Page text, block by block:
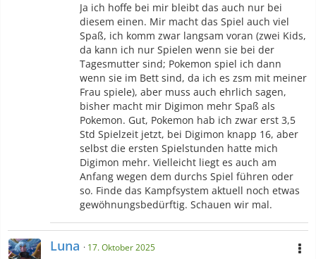
Is that Love? Ookami to Noragami
Snake Girls Dragon Force
Dark Shadow x Froppy Fly in Air Specials
Liebe zu der 'Schrottlaube'?
Tokyo Ghoul - New Generation
Fly in Air
Profile
Ja ich hoffe bei mir bleibt das auch nur bei
diesem einen. Mir macht das Spiel auch viel
Spaß, ich komm zwar langsam voran (zwei Kids,
da kann ich nur Spielen wenn sie bei der
Tagesmutter sind; Pokemon spiel ich dann
wenn sie im Bett sind, da ich es zsm mit meiner
Frau spiele), aber muss auch ehrlich sagen,
bisher macht mir Digimon mehr Spaß als
Pokemon. Gut, Pokemon hab ich zwar erst 3,5
Std Spielzeit jetzt, bei Digimon knapp 16, aber
selbst die ersten Spielstunden hatte mich
Digimon mehr. Vielleicht liegt es auch am
Anfang wegen dem durchs Spiel führen oder
so. Finde das Kampfsystem aktuell noch etwas
gewöhnungsbedürftig. Schauen wir mal.
Luna 17. Oktober 2025